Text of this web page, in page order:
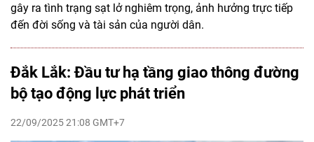
gây ra tình trạng sạt lở nghiêm trọng, ảnh hưởng trực tiếp
đến đời sống và tài sản của người dân.
Đắk Lắk: Đầu tư hạ tầng giao thông đường
bộ tạo động lực phát triển
22/09/2025 21:08 GMT+7